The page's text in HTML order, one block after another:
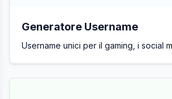
Generatore Username
Username unici per il gaming, i social